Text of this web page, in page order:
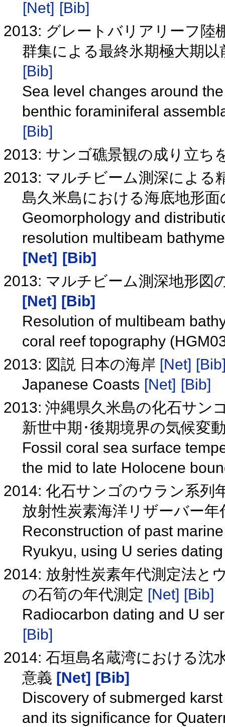
[Net] [Bib]
2013: グレートバリアリーフ陸
群集による最終氷期極大期
[Bib]
Sea level changes around
benthic foraminiferal
[Bib]
2013: サンゴ礁景観の成り立ち
2013: マルチビーム測深による
島久米島における海底地形
Geomorphology and
resolution multibeam
[Net] [Bib]
2013: マルチビーム測深地形図
[Net] [Bib]
Resolution of multibeam
coral reef topography
2013: 図説 日本の海岸 [Net]
Japanese Coasts [Net] [Bib]
2013: 沖縄県久米島の化石サン
新世中期･後期境界の気候変
Fossil coral sea surface
the mid to late Holocene
2014: 化石サンゴのウラン系列
放射性炭素海洋リザーバー
Reconstruction of past
Ryukyu, using U series
2014: 放射性炭素年代測定法と
の石筍の年代測定 [Net] [Bib]
Radiocarbon dating and U
[Bib]
2014: 石垣島名蔵湾における沈
意義 [Net] [Bib]
Discovery of submerged
and its significance for